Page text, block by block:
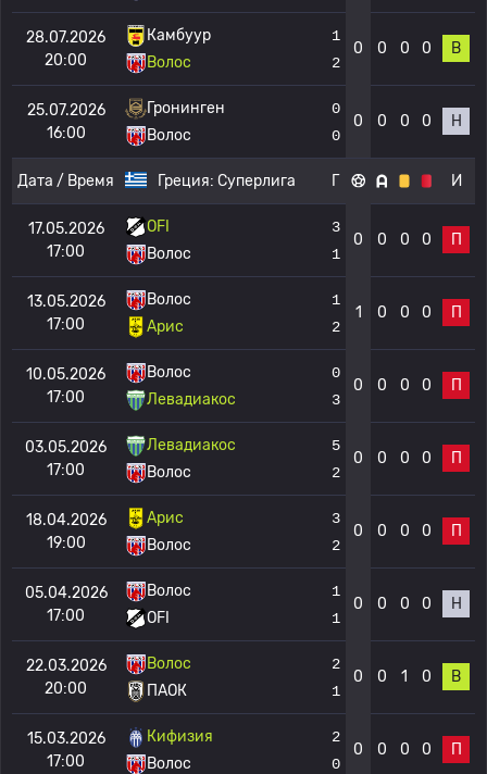
28.07.2026
20:00
Камбуур
Волос
1
2
0 0 0 0 В
25.07.2026
16:00
Гронинген
Волос
0
0
0 0 0 0 Н
Дата / Время Греция: Суперлига Г И
17.05.2026
17:00
OFI
Волос
3
1
0 0 0 0 П
13.05.2026
17:00
Волос
Арис
1
2
1 0 0 0 П
10.05.2026
17:00
Волос
Левадиакос
0
3
0 0 0 0 П
03.05.2026
17:00
Левадиакос
Волос
5
2
0 0 0 0 П
18.04.2026
19:00
Арис
Волос
3
2
0 0 0 0 П
05.04.2026
17:00
Волос
OFI
1
1
0 0 0 0 Н
22.03.2026
20:00
Волос
ПАОК
2
1
0 0 1 0 В
15.03.2026
17:00
Кифизия
Волос
2
0
0 0 0 0 П